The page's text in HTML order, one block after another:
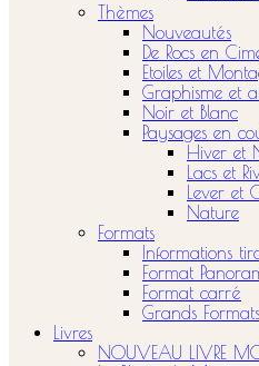
Thèmes
Nouveautés
De Rocs en
Etoiles et
Graphisme et
Noir et Blanc
Paysages en
Hiver et
Lacs et
Lever et
Nature
Formats
Informations
Format
Format carré
Grands Formats
Livres
NOUVEAU LIVRE